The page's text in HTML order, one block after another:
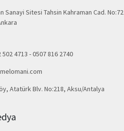
Sanayi Sitesi Tahsin Kahraman Cad. No:72
502 4713 - 0507 816 2740
Atatürk Blv. No:218, Aksu/Antalya